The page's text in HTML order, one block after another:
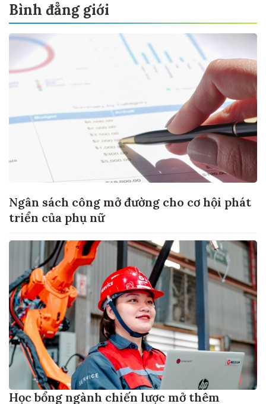
Bình đẳng giới
Ngân sách công mở đường cho cơ hội phát
triển của phụ nữ
Học bổng ngành chiến lược mở thêm